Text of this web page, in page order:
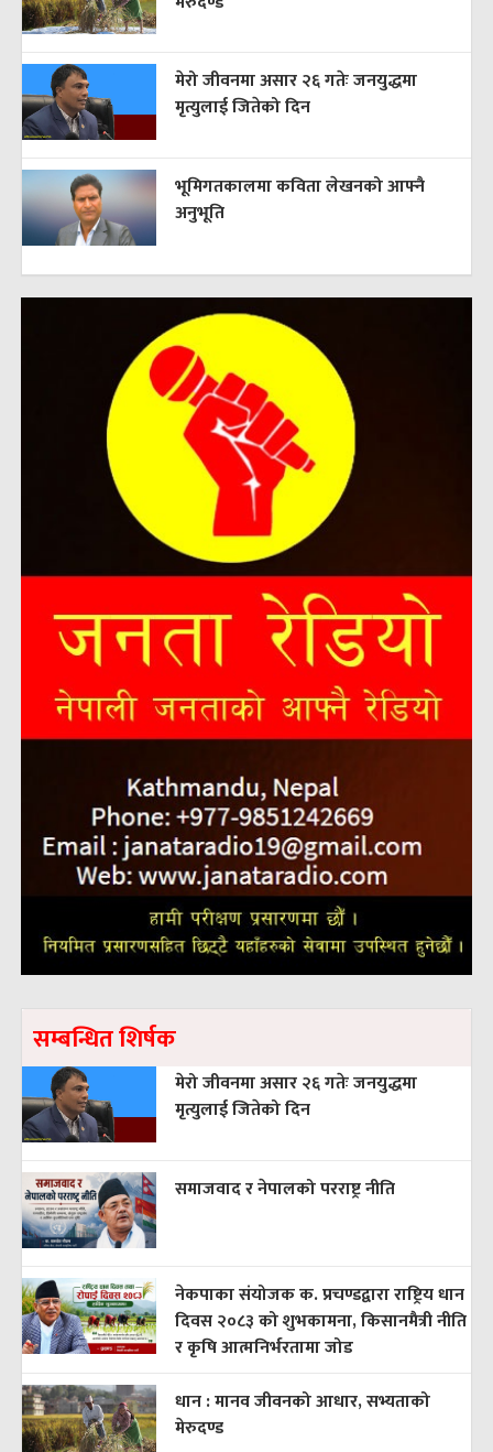
मेरो जीवनमा असार २६ गतेः जनयुद्धमा
मृत्युलाई जितेको दिन
भूमिगतकालमा कविता लेखनको आफ्नै
अनुभूति
सम्बन्धित शिर्षक
मेरो जीवनमा असार २६ गतेः जनयुद्धमा
मृत्युलाई जितेको दिन
समाजवाद र नेपालको परराष्ट्र नीति
नेकपाका संयोजक क. प्रचण्डद्वारा राष्ट्रिय धान
दिवस २०८३ को शुभकामना, किसानमैत्री नीति
र कृषि आत्मनिर्भरतामा जोड
धान : मानव जीवनको आधार, सभ्यताको
मेरुदण्ड